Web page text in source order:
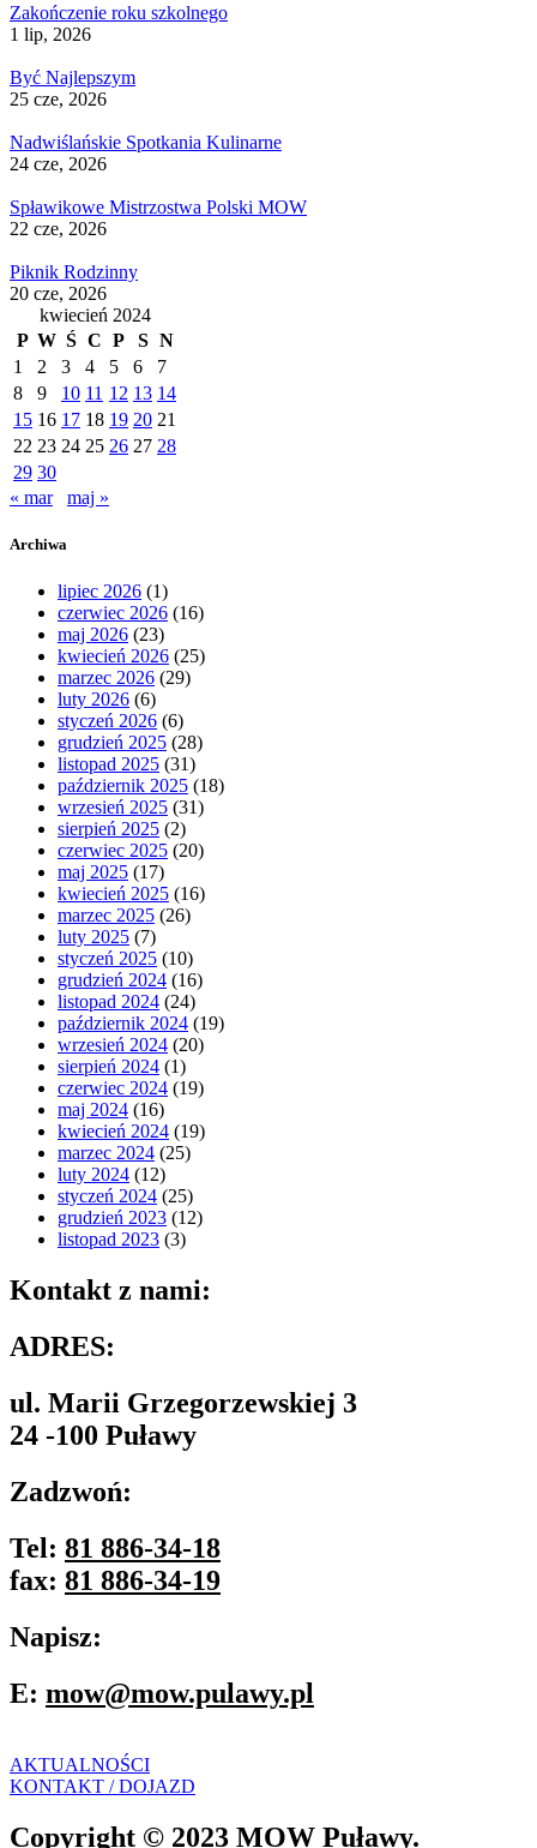
Zakończenie roku szkolnego
1 lip, 2026
Być Najlepszym
25 cze, 2026
Nadwiślańskie Spotkania Kulinarne
24 cze, 2026
Spławikowe Mistrzostwa Polski MOW
22 cze, 2026
Piknik Rodzinny
20 cze, 2026
kwiecień 2024
P W Ś C P S N
1
2 3 4 5 6
7
8
9 10 11 12 13 14
15 16 17 18 19 20 21
22 23 24 25 26 27 28
29 30
« mar
maj »
Archiwa
lipiec 2026 (1)
czerwiec 2026 (16)
maj 2026 (23)
kwiecień 2026 (25)
marzec 2026 (29)
luty 2026 (6)
styczeń 2026 (6)
grudzień 2025 (28)
listopad 2025 (31)
październik 2025 (18)
wrzesień 2025 (31)
sierpień 2025 (2)
czerwiec 2025 (20)
maj 2025 (17)
kwiecień 2025 (16)
marzec 2025 (26)
luty 2025 (7)
styczeń 2025 (10)
grudzień 2024 (16)
listopad 2024 (24)
październik 2024 (19)
wrzesień 2024 (20)
sierpień 2024 (1)
czerwiec 2024 (19)
maj 2024 (16)
kwiecień 2024 (19)
marzec 2024 (25)
luty 2024 (12)
styczeń 2024 (25)
grudzień 2023 (12)
listopad 2023 (3)
Kontakt z nami:
ADRES:
ul. Marii Grzegorzewskiej 3
24 -100 Puławy
Zadzwoń:
Tel: 81 886-34-18
fax: 81 886-34-19
Napisz:
E: mow@mow.pulawy.pl
AKTUALNOŚCI
KONTAKT / DOJAZD
Copyright © 2023 MOW Puławy.